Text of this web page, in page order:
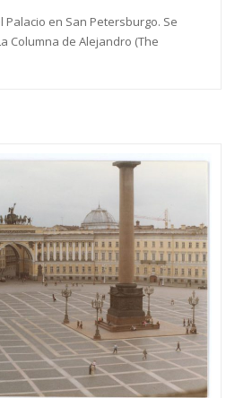
en San Petersburgo. Se
Columna de Alejandro (The